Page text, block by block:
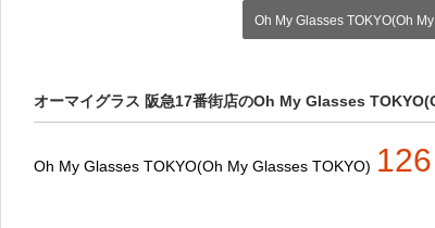
Oh My Glasses TOKYO(Oh
オーマイグラス 阪急17番街店のOh My Glasses
Oh My Glasses TOKYO(Oh My Glasses TOKYO) 126